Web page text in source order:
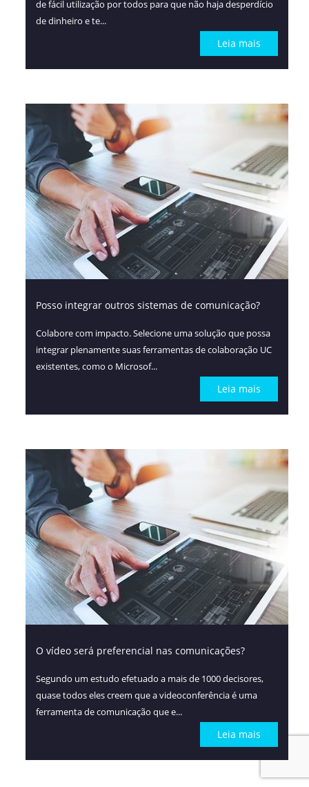
de fácil utilização por todos para que não haja desperdício
de dinheiro e te...
Leia mais
Posso integrar outros sistemas de comunicação?
Colabore com impacto. Selecione uma solução que possa
integrar plenamente suas ferramentas de colaboração UC
existentes, como o Microsof...
Leia mais
O vídeo será preferencial nas comunicações?
Segundo um estudo efetuado a mais de 1000 decisores,
quase todos eles creem que a videoconferência é uma
ferramenta de comunicação que e...
Leia mais